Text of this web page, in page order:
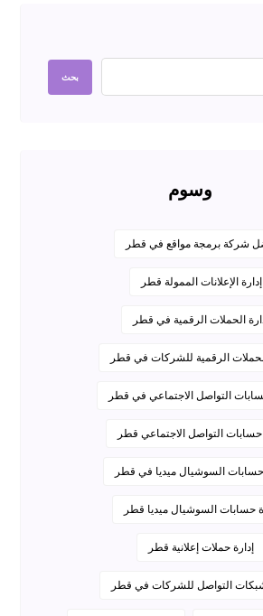
وسوم
شركة برمجة مواقع في قطر
إدارة الإعلانات الممولة قطر
الحملات الرقمية في قطر
الحملات الرقمية للشركات في قطر
التواصل الاجتماعي في قطر
حسابات التواصل الاجتماعي قطر
حسابات السوشيال ميديا في قطر
حسابات السوشيال ميديا قطر
إدارة حملات إعلانية قطر
شبكات التواصل للشركات في قطر